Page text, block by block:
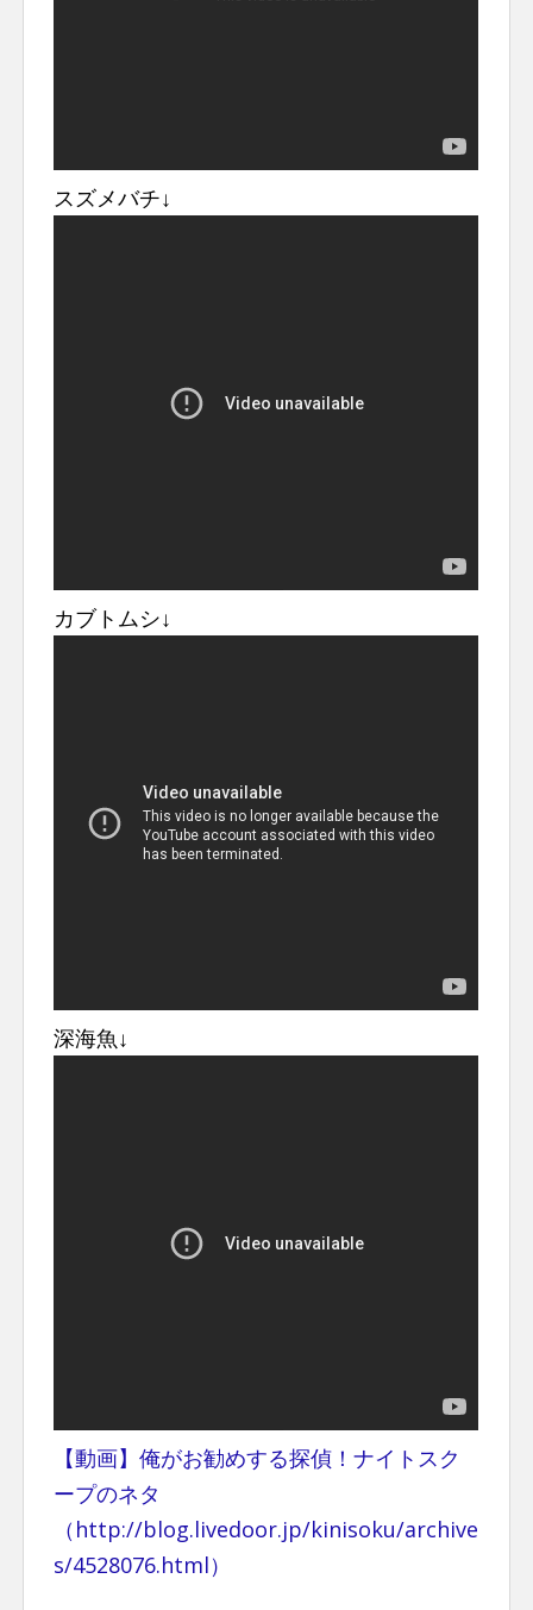
スズメバチ↓
カブトムシ↓
深海魚↓
【動画】俺がお勧めする探偵！ナイトスク
ープのネタ
（http://blog.livedoor.jp/kinisoku/archive
s/4528076.html）